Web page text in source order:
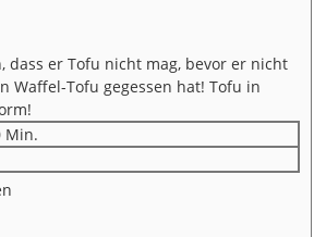
dass er Tofu nicht mag, bevor er nicht
Waffel-Tofu gegessen hat! Tofu in
Minuten
Min.